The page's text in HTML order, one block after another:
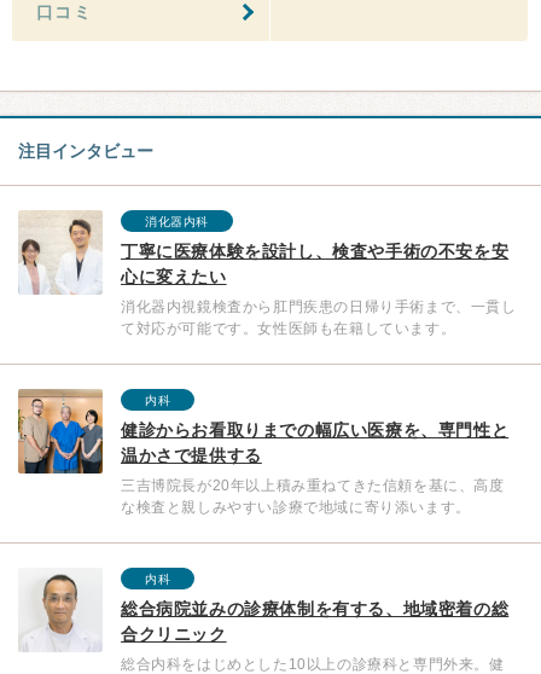
口コミ
注目インタビュー
消化器内科
丁寧に医療体験を設計し、検査や手術の不安を安
心に変えたい
消化器内視鏡検査から肛門疾患の日帰り手術まで、一貫し
て対応が可能です。女性医師も在籍しています。
内科
健診からお看取りまでの幅広い医療を、専門性と
温かさで提供する
三吉博院長が20年以上積み重ねてきた信頼を基に、高度
な検査と親しみやすい診療で地域に寄り添います。
内科
総合病院並みの診療体制を有する、地域密着の総
合クリニック
総合内科をはじめとした10以上の診療科と専門外来。健